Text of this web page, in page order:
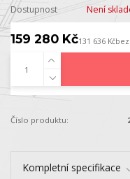
Dostupnost Není
159 280 Kč131 636 Kčbez
Číslo produktu:
Kompletní specifikace